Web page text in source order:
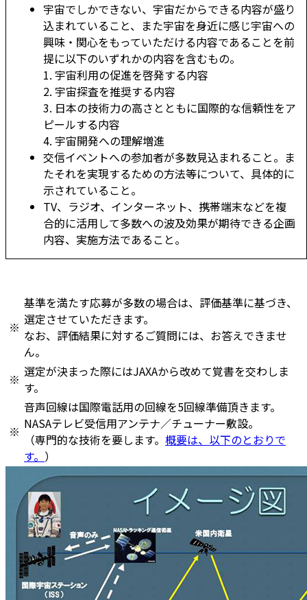
宇宙でしかできない、宇宙だからできる内容が盛り
込まれていること、また宇宙を身近に感じ宇宙への
興味・関心をもっていただける内容であることを前
提に以下のいずれかの内容を含むもの。
1. 宇宙利用の促進を啓発する内容
2. 宇宙探査を推奨する内容
3. 日本の技術力の高さとともに国際的な信頼性をア
ピールする内容
4. 宇宙開発への理解増進
交信イベントへの参加者が多数見込まれること。ま
たそれを実現するための方法等について、具体的に
示されていること。
TV、ラジオ、インターネット、携帯端末などを複
合的に活用して多数への波及効果が期待できる企画
内容、実施方法であること。
※
基準を満たす応募が多数の場合は、評価基準に基づき、
選定させていただきます。
なお、評価結果に対するご質問には、お答えできませ
ん。
※ 選定が決まった際にはJAXAから改めて覚書を交わしま
す。
※
音声回線は国際電話用の回線を5回線準備頂きます。
NASAテレビ受信用アンテナ／チューナー敷設。
（専門的な技術を要します。 概要は、以下のとおりで
す。 ）